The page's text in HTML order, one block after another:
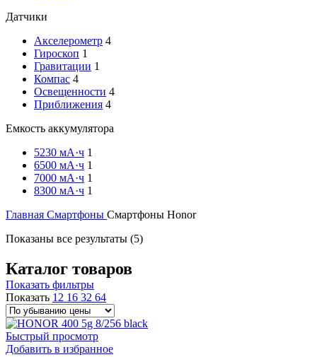
Датчики
Акселерометр 4
Гироскоп 1
Гравитации 1
Компас 4
Освещенности 4
Приближения 4
Емкость аккумулятора
5230 мА·ч 1
6500 мА·ч 1
7000 мА·ч 1
8300 мА·ч 1
Главная Смартфоны Смартфоны Honor
Показаны все результаты (5)Цены:
Каталог товаров
Показать фильтры
Показать 12 16 32 64
Быстрый просмотр
Добавить в избранное